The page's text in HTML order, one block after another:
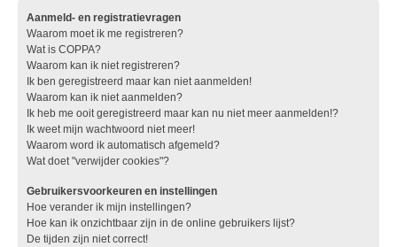
Aanmeld- en registratievragen
Waarom moet ik me registreren?
Wat is COPPA?
Waarom kan ik niet registreren?
Ik ben geregistreerd maar kan niet aanmelden!
Waarom kan ik niet aanmelden?
Ik heb me ooit geregistreerd maar kan nu niet meer aanmelden!?
Ik weet mijn wachtwoord niet meer!
Waarom word ik automatisch afgemeld?
Wat doet "verwijder cookies"?
Gebruikersvoorkeuren en instellingen
Hoe verander ik mijn instellingen?
Hoe kan ik onzichtbaar zijn in de online gebruikers lijst?
De tijden zijn niet correct!